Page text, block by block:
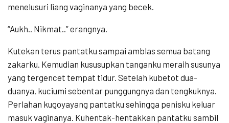
menelusuri liang vaginanya yang becek.
“Aukh.. Nikmat..” erangnya.
Kutekan terus pantatku sampai amblas semua batang
zakarku. Kemudian kususupkan tanganku meraih susunya
yang tergencet tempat tidur. Setelah kubetot dua-
duanya, kuciumi sebentar punggungnya dan tengkuknya.
Perlahan kugoyayang pantatku sehingga penisku keluar
masuk vaginanya. Kuhentak-hentakkan pantatku sambil